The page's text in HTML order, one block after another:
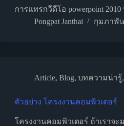
การแทรกวีดีโอ powerpoint
Pongpat Janthai
กุมภาพัน
Article, Blog, บทความน่ารู้,
ตัวอย่าง โครงงานคอมพิวเตอร์
โครงงานคอมพิวเตอร์ ถ้าเราจ